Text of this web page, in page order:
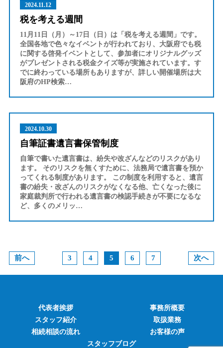
2024.11.12
税を考える週間
11月11日（月）～17日（日）は「税を考える週間」です。
全国各地で色々なイベントが行われており、大阪府でも税
に関する啓発イベントとして、参加者にオリジナルグッズ
がプレゼントされる税金クイズ等が実施されています。す
でに終わっている場所もありますが、詳しい開催場所は大
阪府のHP検索…
2024.10.30
自筆証書遺言書保管制度
自筆で書いた遺言書は、紛失や改ざんなどのリスクがあり
ます。 そのリスクを無くすために、法務局で遺言書を預か
ってくれる制度があります。 この制度を利用すると、遺言
書の紛失・改ざんのリスクがなくなる他、亡くなった後に
家庭裁判所で行われる遺言書の検認手続きが不要になるな
ど、多くのメリッ…
前へ 3 4 5 6 7 次へ
代表者挨拶
事務所概要
スタッフ紹介
取扱業務
相続相談の流れ
お客様の声
スタッフブログ